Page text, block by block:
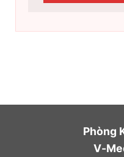
Phòng
V-